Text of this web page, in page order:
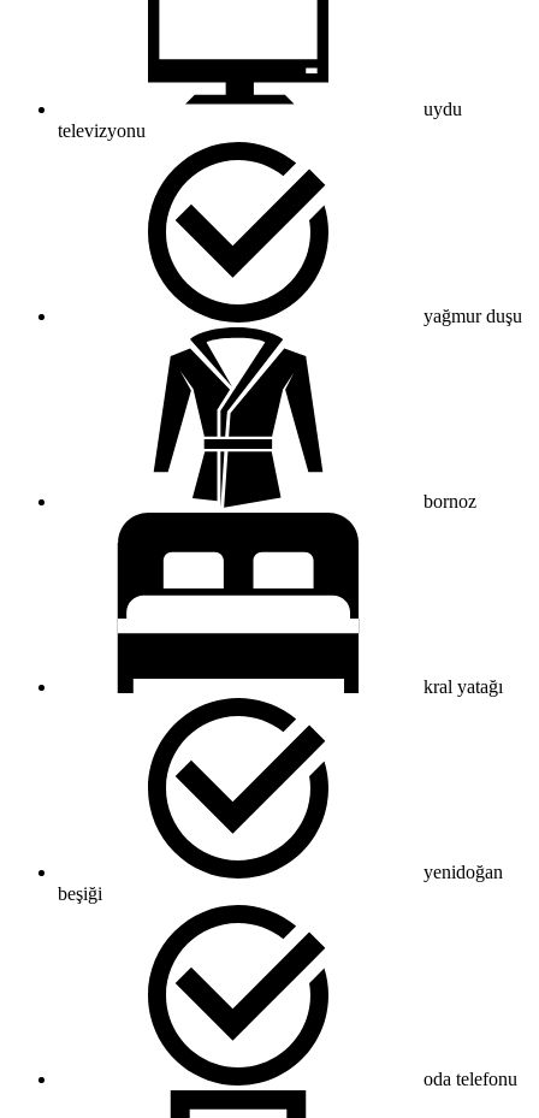
uydu
televizyonu
yağmur duşu
bornoz
kral yatağı
yenidoğan
beşiği
oda telefonu